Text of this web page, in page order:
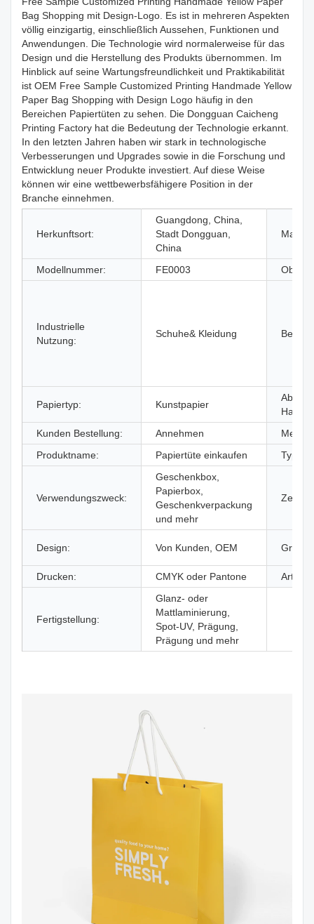
Bag Shopping mit Design-Logo. Es ist in mehreren Aspekten
völlig einzigartig, einschließlich Aussehen, Funktionen und
Anwendungen. Die Technologie wird normalerweise für das
Design und die Herstellung des Produkts übernommen. Im
Hinblick auf seine Wartungsfreundlichkeit und Praktikabilität
ist OEM Free Sample Customized Printing Handmade Yellow
Paper Bag Shopping with Design Logo häufig in den
Bereichen Papiertüten zu sehen. Die Dongguan Caicheng
Printing Factory hat die Bedeutung der Technologie erkannt.
In den letzten Jahren haben wir stark in technologische
Verbesserungen und Upgrades sowie in die Forschung und
Entwicklung neuer Produkte investiert. Auf diese Weise
können wir eine wettbewerbsfähigere Position in der
Branche einnehmen.
Herkunftsort:
Guangdong, China,
Stadt Dongguan,
China
Modellnummer: FE0003
Industrielle
Nutzung:
Schuhe& Kleidung
Papiertyp: Kunstpapier
Kunden Bestellung:
Annehmen
Produktname:
Papiertüte einkaufen Typ:
Verwendungszweck:
Geschenkbox,
Papierbox,
Geschenkverpackung
und mehr
Design: Von Kunden, OEM Größe:
Drucken: CMYK oder Pantone
Fertigstellung:
Glanz- oder
Mattlaminierung,
Spot-UV, Prägung,
Prägung und mehr